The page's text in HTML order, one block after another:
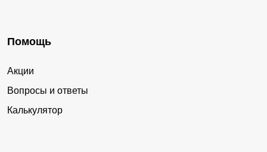
Помощь
Акции
Вопросы и ответы
Калькулятор